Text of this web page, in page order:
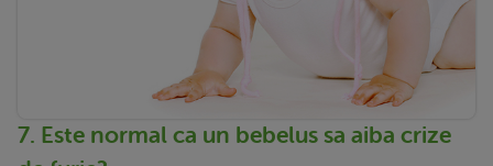
7. Este normal ca un bebelus sa aiba crize